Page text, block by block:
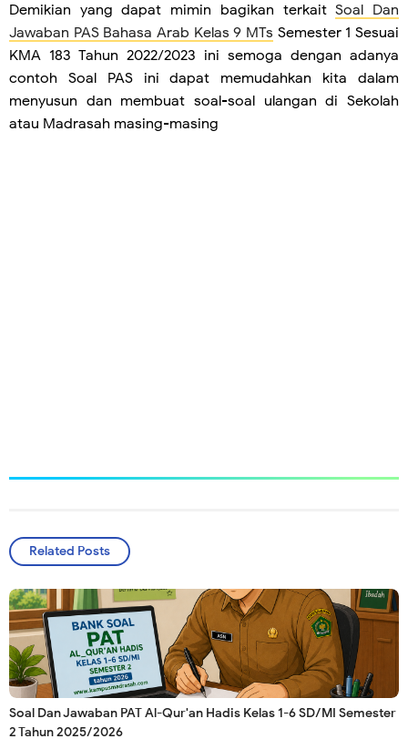
Demikian yang dapat mimin bagikan terkaitSoal Dan
Jawaban PAS Bahasa Arab Kelas 9 MTs Semester 1 Sesuai
KMA 183 Tahun 2022/2023 ini semoga dengan adanya
contoh Soal PAS ini dapat memudahkan kita dalam
menyusun dan membuat soal-soal ulangan di Sekolah
atau Madrasah masing-masing
Related Posts
Soal Dan Jawaban PAT Al-Qur'an Hadis Kelas 1-6 SD/MI Semester
2 Tahun 2025/2026